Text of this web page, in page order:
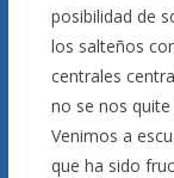
posibilidad de
los salteños
centrales
no se nos
Venimos a
que ha sido